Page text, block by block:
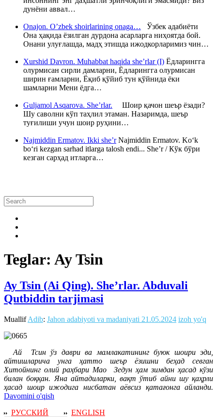
дунёни аввал…
Onajon. O’zbek shoirlarining onaga… Ўзбек адабиёти
Она ҳақида ёзилган дурдона асарларга ниҳоятда бой.
Онани улуғлашда, мадҳ этишда ижодкорларимиз чин…
Xurshid Davron. Muhabbat haqida she’rlar (I) Ёдларингга
олурмисан сирли дамларни, Ёдларингга олурмисан
ширин ғамларни, Ёқиб қўйиб тун қўйнида ёки
шамларни Мени ёдга…
Guljamol Asqarova. She’rlar. Шоир қачон шеър ёзади?
Шу саволни кўп таҳлил этаман. Назаримда, шеър
туғилиши учун шоир руҳини…
Najmiddin Ermatov. Ikki she’rNajmiddin Ermatov. Ko‘k
bo‘ri kezgan sarhad itlarga talosh endi... She’r / Кўк бўри
кезган сарҳад итларга…
Teglar: Ay Tsin
Ay Tsin (Ai Qing). She’rlar. Abduvali
Qutbiddin tarjimasi
MuallifAdib: Jahon adabiyoti va madaniyati 21.05.2024 izoh yo'q
Ай Тсин ўз даври ва мамлакатининг буюк шоири эди,
айтишларича унга ҳатто шеър ёзишни беҳад севган
Хитойнинг олий раҳбари Мао Зедун ҳам зимдан ҳасад кўзи
билан боққан. Яна айтадиларки, вақт ўтиб айни шу қаҳрли
ҳасад шоир ижодига нисбатан аёвсиз қатағонга айланди.
Davomini o'qish
РУССКИЙ
ENGLISH